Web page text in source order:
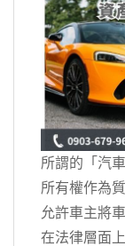
所謂的「汽
所有權作為
允許車主將
在法律層面